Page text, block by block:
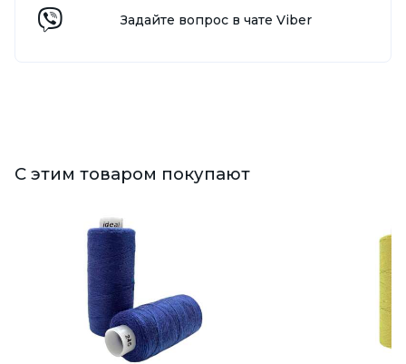
Задайте вопрос в чате Viber
С этим товаром покупают